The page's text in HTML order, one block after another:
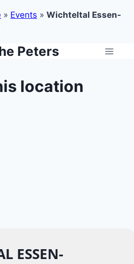
» Events » Wichteltal Essen-
Peters
location
ESSEN-